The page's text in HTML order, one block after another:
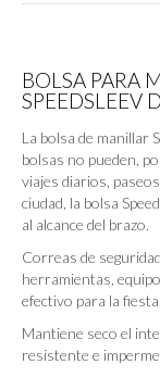
BOLSA PARA
SPEEDSLEEV
La bolsa de manillar
bolsas no pueden,
viajes diarios,
ciudad, la bolsa
al alcance del brazo.
Correas de
herramientas,
efectivo para la
Mantiene seco el
resistente e